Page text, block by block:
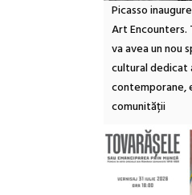
Picasso
Art Encounters.
va avea un nou
cultural dedicat
contemporane,
comunității